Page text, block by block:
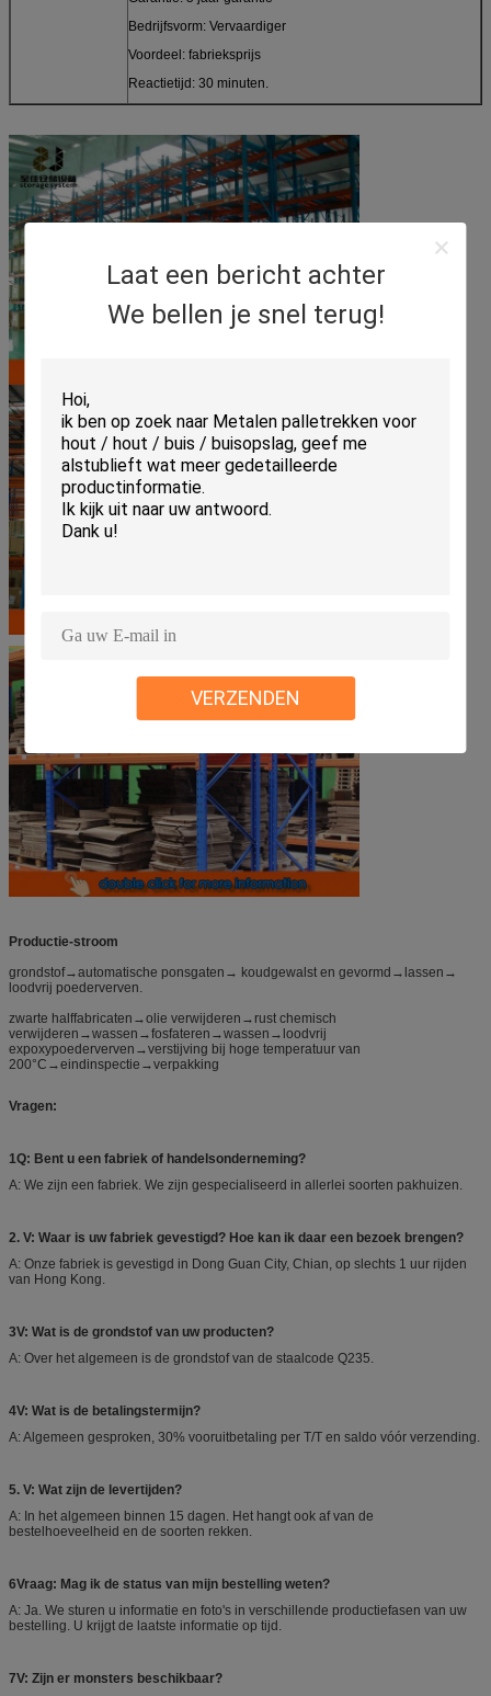
Laat een bericht achter
We bellen je snel terug!
VERZENDEN
Bedrijfsvorm: Vervaardiger
Voordeel: fabrieksprijs
Reactietijd: 30 minuten.
Productie-stroom
grondstof→automatische ponsgaten→ koudgewalst en gevormd→lassen→
loodvrij poederverven.
zwarte halffabricaten→olie verwijderen→rust chemisch
verwijderen→wassen→fosfateren→wassen→loodvrij
expoxypoederverven→verstijving bij hoge temperatuur van
200°C→eindinspectie→verpakking
Vragen:
1Q: Bent u een fabriek of handelsonderneming?
A: We zijn een fabriek. We zijn gespecialiseerd in allerlei soorten pakhuizen.
2. V: Waar is uw fabriek gevestigd? Hoe kan ik daar een bezoek brengen?
A: Onze fabriek is gevestigd in Dong Guan City, Chian, op slechts 1 uur rijden
van Hong Kong.
3V: Wat is de grondstof van uw producten?
A: Over het algemeen is de grondstof van de staalcode Q235.
4V: Wat is de betalingstermijn?
A: Algemeen gesproken, 30% vooruitbetaling per T/T en saldo vóór verzending.
5. V: Wat zijn de levertijden?
A: In het algemeen binnen 15 dagen. Het hangt ook af van de
bestelhoeveelheid en de soorten rekken.
6Vraag: Mag ik de status van mijn bestelling weten?
A: Ja. We sturen u informatie en foto's in verschillende productiefasen van uw
bestelling. U krijgt de laatste informatie op tijd.
7V: Zijn er monsters beschikbaar?